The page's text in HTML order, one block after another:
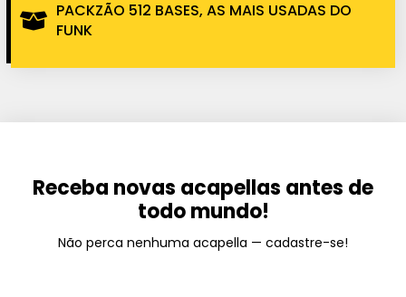
PACKZÃO 512 BASES, AS MAIS USADAS DO
FUNK
Receba novas acapellas antes de
todo mundo!
Não perca nenhuma acapella — cadastre-se!